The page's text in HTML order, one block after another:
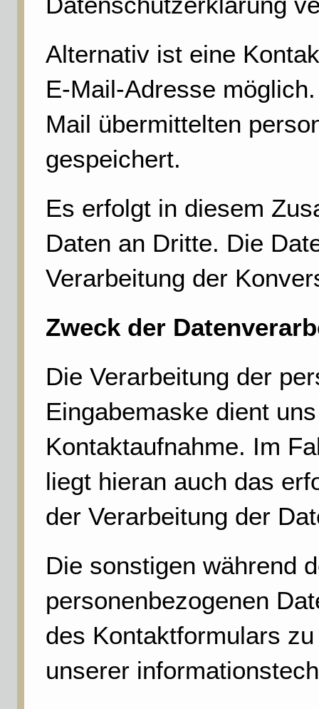
Alternativ ist eine
E-Mail-Adresse
Mail übermittelten
gespeichert.
Es erfolgt in diesem
Daten an Dritte. Die
Verarbeitung der
Zweck der
Die Verarbeitung der
Eingabemaske dient
Kontaktaufnahme. Im
liegt hieran auch das
der Verarbeitung der
Die sonstigen während
personenbezogenen
des Kontaktformulars
unserer